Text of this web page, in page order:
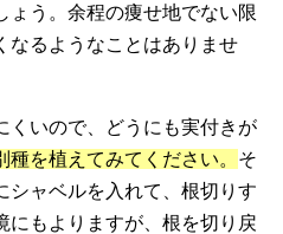
ょう。余程の痩せ地でない限
なるようなことはありませ
くいので、どうにも実付きが
種を植えてみてください。 そ
シャベルを入れて、根切りす
にもよりますが、根を切り戻